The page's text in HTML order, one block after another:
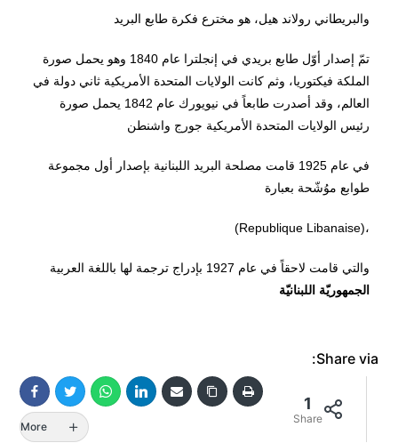
والبريطاني رولاند هيل، هو مخترع فكرة طابع البريد
تمّ إصدار أوّل طابع بريدي في إنجلترا عام 1840 وهو يحمل صورة
الملكة فيكتوريا، وثم كانت الولايات المتحدة الأمريكية ثاني دولة في
العالم، وقد أصدرت طابعاً في نيويورك عام 1842 يحمل صورة
رئيس الولايات المتحدة الأمريكية جورج واشنطن
في عام 1925 قامت مصلحة البريد اللبنانية بإصدار أول مجموعة
طوابع موُشّحة بعبارة
،(Republique Libanaise)
والتي قامت لاحقاً في عام 1927 بإدراج ترجمة لها باللغة العربية
الجمهوريّة اللبنانيّة
Share via:
1
Share
More